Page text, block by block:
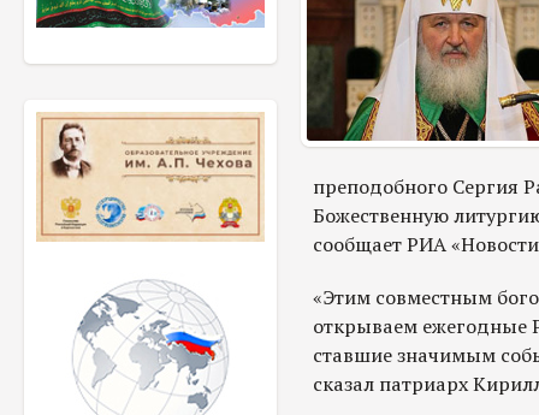
преподобного Сергия
Божественную
сообщает РИА
«Этим совместным
открываем ежегодные
ставшие значимым
сказал патриарх